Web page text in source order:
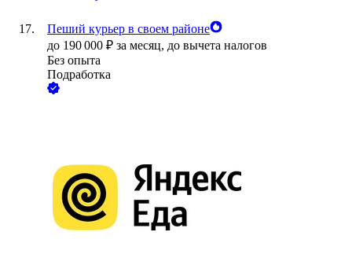
Пеший курьер в своем районе
до 190 000 ₽ за месяц, до вычета налогов
Без опыта
Подработка